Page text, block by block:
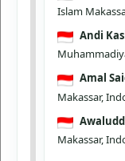
Islam
Andi
Amal
Makassar,
Makassar,